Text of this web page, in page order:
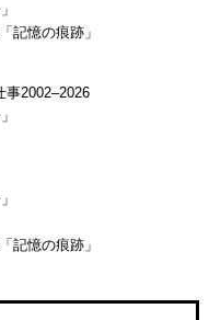
記憶の痕跡」
2002–2026
記憶の痕跡」